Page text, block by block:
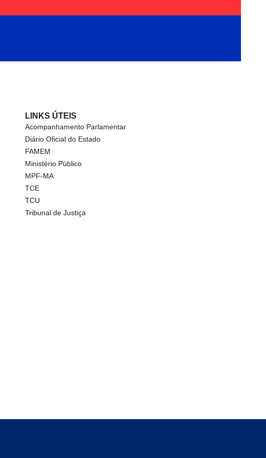
LINKS ÚTEIS
Acompanhamento Parlamentar
Diário Oficial do Estado
FAMEM
Ministério Público
MPF-MA
TCE
TCU
Tribunal de Justiça